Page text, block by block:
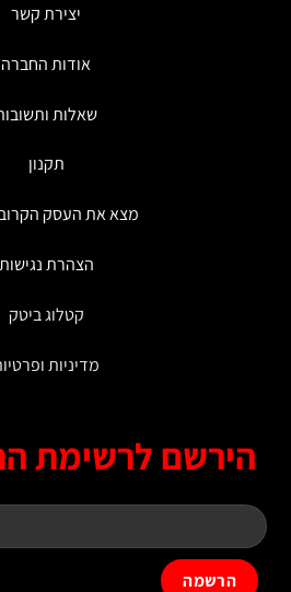
יצירת קשר
אודות החברה
שאלות ותשובות
מצא את העסק הקרוב
הצהרת נגישות
קטלוג ביטק
מדיניות ופרטיות
לרשימת